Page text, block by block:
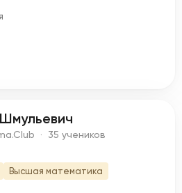
· 35 учеников
Высшая математика